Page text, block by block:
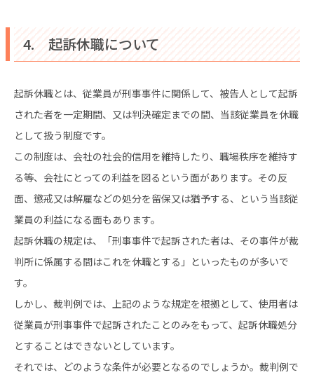
4. 起訴休職について
起訴休職とは、従業員が刑事事件に関係して、被告人として起訴
された者を一定期間、又は判決確定までの間、当該従業員を休職
として扱う制度です。
この制度は、会社の社会的信用を維持したり、職場秩序を維持す
る等、会社にとっての利益を図るという面があります。その反
面、懲戒又は解雇などの処分を留保又は猶予する、という当該従
業員の利益になる面もあります。
起訴休職の規定は、「刑事事件で起訴された者は、その事件が裁
判所に係属する間はこれを休職とする」といったものが多いで
す。
しかし、裁判例では、上記のような規定を根拠として、使用者は
従業員が刑事事件で起訴されたことのみをもって、起訴休職処分
とすることはできないとしています。
それでは、どのような条件が必要となるのでしょうか。裁判例で